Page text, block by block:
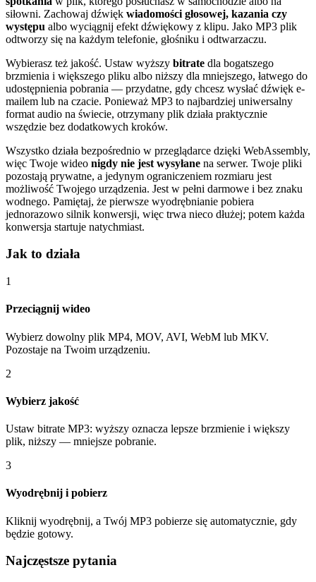
siłowni. Zachowaj dźwięk wiadomości głosowej, kazania czy
występu albo wyciągnij efekt dźwiękowy z klipu. Jako MP3 plik
odtworzy się na każdym telefonie, głośniku i odtwarzaczu.
Wybierasz też jakość. Ustaw wyższy bitrate dla bogatszego
brzmienia i większego pliku albo niższy dla mniejszego, łatwego do
udostępnienia pobrania — przydatne, gdy chcesz wysłać dźwięk e-
mailem lub na czacie. Ponieważ MP3 to najbardziej uniwersalny
format audio na świecie, otrzymany plik działa praktycznie
wszędzie bez dodatkowych kroków.
Wszystko działa bezpośrednio w przeglądarce dzięki WebAssembly,
więc Twoje wideo nigdy nie jest wysyłane na serwer. Twoje pliki
pozostają prywatne, a jedynym ograniczeniem rozmiaru jest
możliwość Twojego urządzenia. Jest w pełni darmowe i bez znaku
wodnego. Pamiętaj, że pierwsze wyodrębnianie pobiera
jednorazowo silnik konwersji, więc trwa nieco dłużej; potem każda
konwersja startuje natychmiast.
Jak to działa
1
Przeciągnij wideo
Wybierz dowolny plik MP4, MOV, AVI, WebM lub MKV.
Pozostaje na Twoim urządzeniu.
2
Wybierz jakość
Ustaw bitrate MP3: wyższy oznacza lepsze brzmienie i większy
plik, niższy — mniejsze pobranie.
3
Wyodrębnij i pobierz
Kliknij wyodrębnij, a Twój MP3 pobierze się automatycznie, gdy
będzie gotowy.
Najczęstsze pytania